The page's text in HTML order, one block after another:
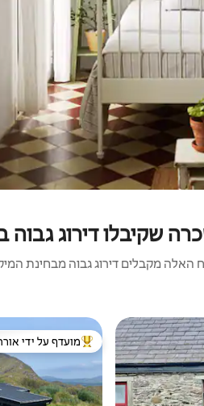
שקיבלו דירוג גבוה
מקבלים דירוג גבוה מבחינת
מוביל בקרב נכסים
מועדף על ידי